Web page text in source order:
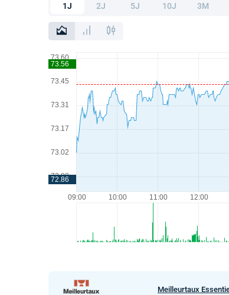
1J 2J 5J 10J 3M
Meilleurtaux